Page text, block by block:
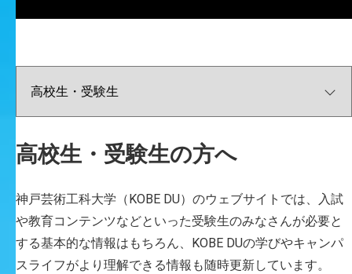
高校生・受験生の方へ
神戸芸術工科大学（KOBE DU）のウェブサイトでは、入試
や教育コンテンツなどといった受験生のみなさんが必要と
する基本的な情報はもちろん、KOBE DUの学びやキャンパ
スライフがより理解できる情報も随時更新しています。
卒業生向け
地域の方向け 企業の方向け
ビジュアルデザイン学科
生産・工芸デザイン学科
建築・環境デザイン学科
MORE